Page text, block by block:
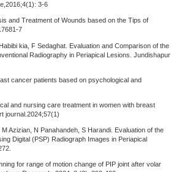
3-6
and Treatment of Wounds based on the Tips of
7
kia, F Sedaghat. Evaluation and Comparison of the
Radiography in Periapical Lesions. Jundishapur
cancer patients based on psychological and
and nursing care treatment in women with breast
journal.2024;57(1)
Azizian, N Panahandeh, S Harandi. Evaluation of the
Digital (PSP) Radiograph Images in Periapical
for range of motion change of PIP joint after volar